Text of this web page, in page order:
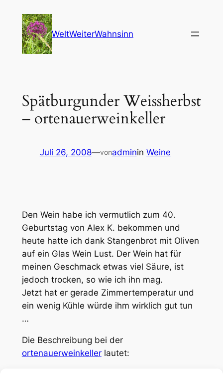
Inhalt
springen
WeltWeiterWahnsinn
Spätburgunder Weissherbst
– ortenauerweinkeller
Juli 26, 2008—vonadminin Weine
Den Wein habe ich vermutlich zum 40.
Geburtstag von Alex K. bekommen und
heute hatte ich dank Stangenbrot mit Oliven
auf ein Glas Wein Lust. Der Wein hat für
meinen Geschmack etwas viel Säure, ist
jedoch trocken, so wie ich ihn mag.
Jetzt hat er gerade Zimmertemperatur und
ein wenig Kühle würde ihm wirklich gut tun
…
Die Beschreibung bei der
ortenauerweinkellerlautet: